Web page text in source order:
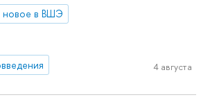
новое в ВШЭ
4 августа